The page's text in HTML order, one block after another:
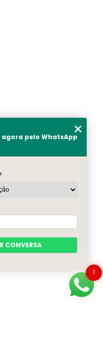
1
agora pelo WhatsApp
CONVERSA